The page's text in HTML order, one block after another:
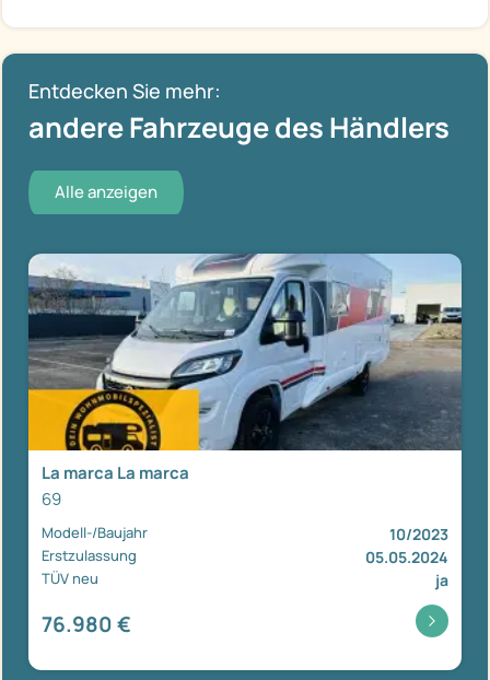
Entdecken Sie mehr:
andere Fahrzeuge des Händlers
Alle anzeigen
La marca La marca
69
Modell-/Baujahr 10/2023
Erstzulassung 05.05.2024
TÜV neu ja
76.980 €